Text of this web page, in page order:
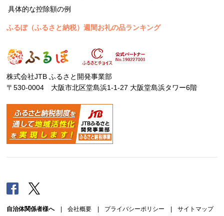
具体的な控除額の例
ふるぽ（ふるさと納税）週間お礼の品ランキング
株式会社JTB ふるさと開発事業部
〒530-0004 大阪市北区堂島浜1-1-27 大阪堂島浜タワー6階
Facebook
自治体関係者様へ| 会社概要 | プライバシーポリシー | サイトマップ